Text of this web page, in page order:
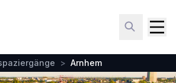
> Arnhem